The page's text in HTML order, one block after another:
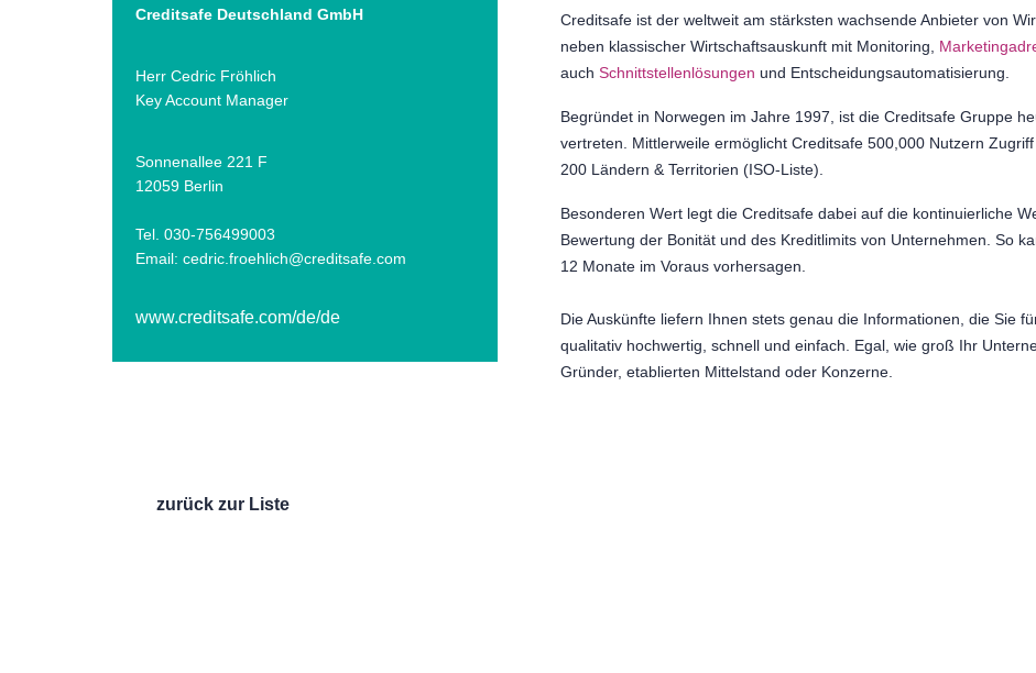
Creditsafe Deutschland GmbH
Herr Cedric Fröhlich
Key Account Manager
Sonnenallee 221 F
12059 Berlin
Tel. 030-756499003
Email: cedric.froehlich@creditsafe.com
www.creditsafe.com/de/de
Creditsafe ist der weltweit am stärksten wachsende Anbieter von
neben klassischer Wirtschaftsauskunft mit Monitoring,
auch Schnittstellenlösungen und Entscheidungsautomatisierung.
Begründet in Norwegen im Jahre 1997, ist die Creditsafe Gruppe
vertreten. Mittlerweile ermöglicht Creditsafe 500,000 Nutzern
200 Ländern & Territorien (ISO-Liste).
Besonderen Wert legt die Creditsafe dabei auf die kontinuierliche
Bewertung der Bonität und des Kreditlimits von Unternehmen. So
12 Monate im Voraus vorhersagen.
Die Auskünfte liefern Ihnen stets genau die Informationen, die Sie
qualitativ hochwertig, schnell und einfach. Egal, wie groß Ihr
Gründer, etablierten Mittelstand oder Konzerne.
zurück zur Liste